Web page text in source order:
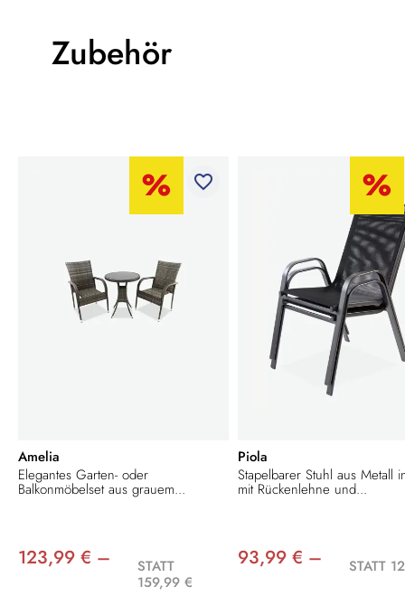
Zubehör
favorite_border
Amelia
Elegantes Garten- oder
Balkonmöbelset aus grauem...
123,99 € –
STATT
159,99 €
Piola
Stapelbarer Stuhl aus Metall
mit Rückenlehne und...
93,99 € – STATT